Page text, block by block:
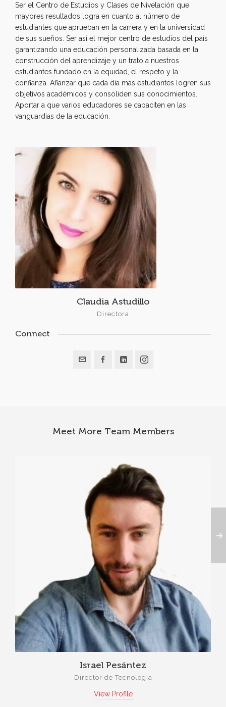
Ser el Centro de Estudios y Clases de Nivelación que
mayores resultados logra en cuanto al número de
estudiantes que aprueban en la carrera y en la universidad
de sus sueños. Ser así el mejor centro de estudios del país
garantizando una educación personalizada basada en la
construcción del aprendizaje y un trato a nuestros
estudiantes fundado en la equidad, el respeto y la
confianza. Afianzar que cada día más estudiantes logren sus
objetivos académicos y consoliden sus conocimientos.
Aportar a que varios educadores se capaciten en las
vanguardias de la educación.
Claudia Astudillo
Directora
Connect
Meet More Team Members
Israel Pesántez
Director de Tecnología
View Profile